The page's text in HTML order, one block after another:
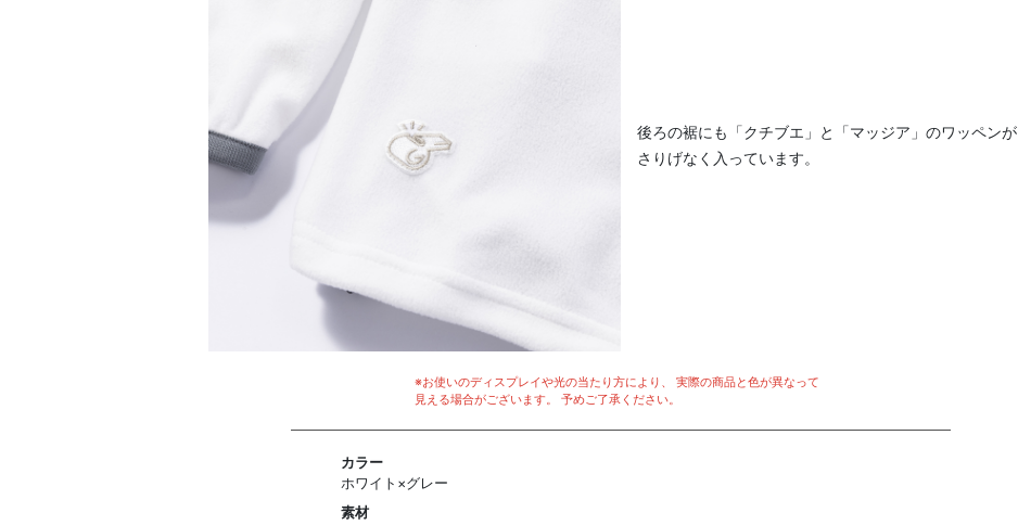
後ろの裾にも「クチブエ」と「マッジア」のワッペンが
さりげなく入っています。
※お使いのディスプレイや光の当たり方により、 実際の商品と色が異なって
見える場合がございます。 予めご了承ください。
カラー
ホワイト×グレー
素材